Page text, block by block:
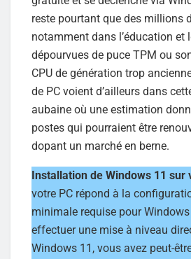
reste pourtant que des millions
notamment dans l’éducation et
dépourvues de puce TPM ou
CPU de génération trop
de PC voient d’ailleurs dans
aubaine où une estimation
postes qui pourraient être
dopant un marché en berne.
Installation de Windows 11 sur
votre PC répond à la
minimale requise pour Windows
effectuer une mise à niveau
Windows 11, vous avez peut-